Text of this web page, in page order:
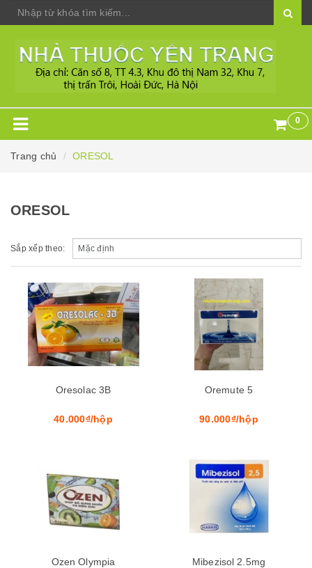
0
Trang chủ ORESOL
ORESOL
Sắp xếp theo:
Oresolac 3B
40.000₫/hộp
Oremute 5
90.000₫/hộp
Ozen Olympia Mibezisol 2.5mg